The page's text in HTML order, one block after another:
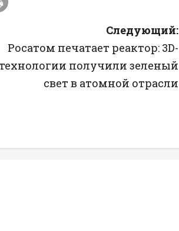
Следующий:
Росатом печатает реактор: 3D-
технологии получили зеленый
свет в атомной отрасли